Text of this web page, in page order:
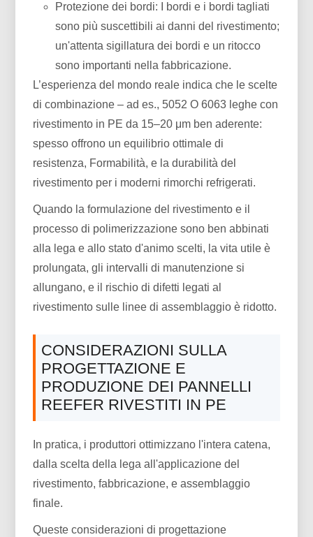
Protezione dei bordi: I bordi e i bordi tagliati
sono più suscettibili ai danni del rivestimento;
un'attenta sigillatura dei bordi e un ritocco
sono importanti nella fabbricazione.
L’esperienza del mondo reale indica che le scelte
di combinazione – ad es., 5052 O 6063 leghe con
rivestimento in PE da 15–20 μm ben aderente:
spesso offrono un equilibrio ottimale di
resistenza, Formabilità, e la durabilità del
rivestimento per i moderni rimorchi refrigerati.
Quando la formulazione del rivestimento e il
processo di polimerizzazione sono ben abbinati
alla lega e allo stato d'animo scelti, la vita utile è
prolungata, gli intervalli di manutenzione si
allungano, e il rischio di difetti legati al
rivestimento sulle linee di assemblaggio è ridotto.
CONSIDERAZIONI SULLA
PROGETTAZIONE E
PRODUZIONE DEI PANNELLI
REEFER RIVESTITI IN PE
In pratica, i produttori ottimizzano l'intera catena,
dalla scelta della lega all'applicazione del
rivestimento, fabbricazione, e assemblaggio
finale.
Queste considerazioni di progettazione